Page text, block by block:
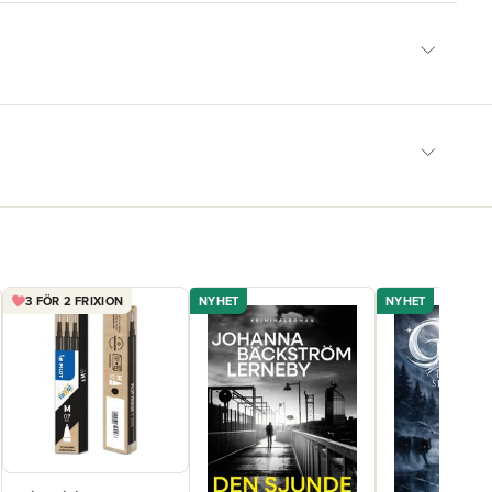
3 FÖR 2 FRIXION NYHET NYHET